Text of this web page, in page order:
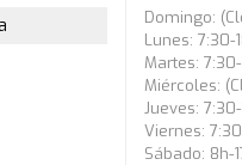
Domingo:
Lunes: 7:30-
Martes:
Miércoles:
Jueves:
Viernes:
Sábado: 8h-